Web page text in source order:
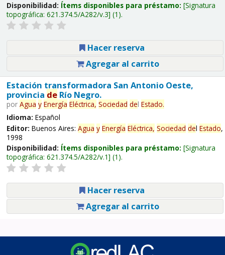
Disponibilidad: Ítems disponibles para préstamo: Signatura
topográfica: 621.374.5/A282/v.3 (1).
Hacer reserva
Agregar al carrito
Estación transformadora San Antonio Oeste,
provincia deRío Negro.
por Agua y Energía Eléctrica, Sociedad del Estado.
Idioma: Español
Editor: Buenos Aires: Agua y Energía Eléctrica, Sociedad del Estado,
1998
Disponibilidad: Ítems disponibles para préstamo: Signatura
topográfica: 621.374.5/A282/v.1 (1).
Hacer reserva
Agregar al carrito